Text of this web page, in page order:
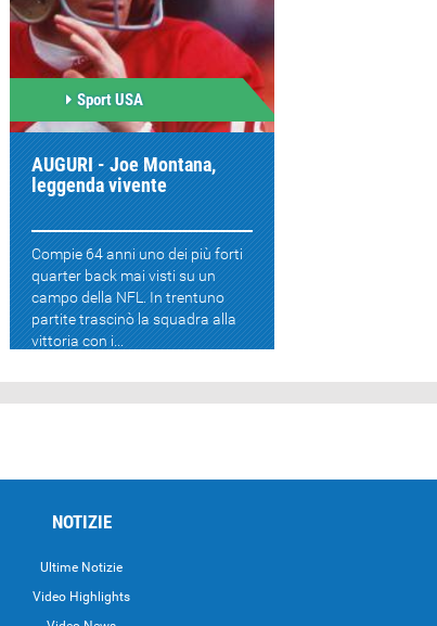
Sport USA
AUGURI - Joe Montana,
leggenda vivente
Compie 64 anni uno dei più forti
quarter back mai visti su un
campo della NFL. In trentuno
partite trascinò la squadra alla
vittoria con i...
NOTIZIE
Ultime Notizie
Video Highlights